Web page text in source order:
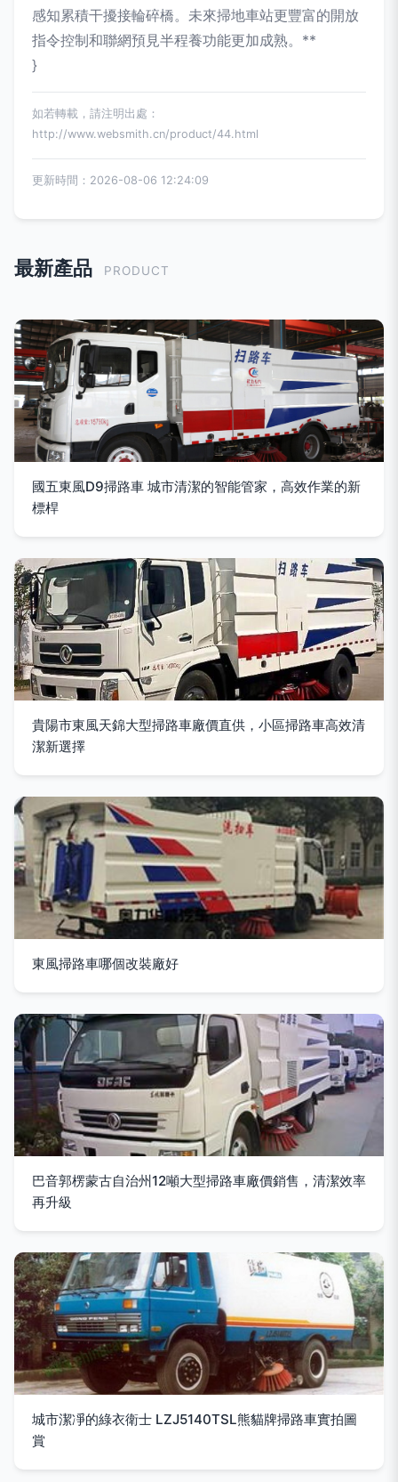
感知累積干擾接輪碎橋。未來掃地車站更豐富的開放
指令控制和聯網預見半程養功能更加成熟。**
}
如若轉載，請注明出處：
http://www.websmith.cn/product/44.html
更新時間：2026-08-06 12:24:09
最新產品 PRODUCT
國五東風D9掃路車 城市清潔的智能管家，高效作業的新
標桿
貴陽市東風天錦大型掃路車廠價直供，小區掃路車高效清
潔新選擇
東風掃路車哪個改裝廠好
巴音郭楞蒙古自治州12噸大型掃路車廠價銷售，清潔效率
再升級
城市潔凈的綠衣衛士 LZJ5140TSL熊貓牌掃路車實拍圖
賞